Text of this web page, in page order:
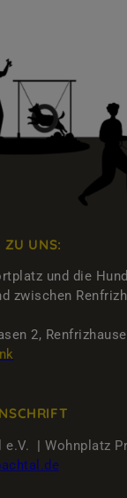
ZU UNS:
und die
zwischen
2,
e.V. | Wohnplatz